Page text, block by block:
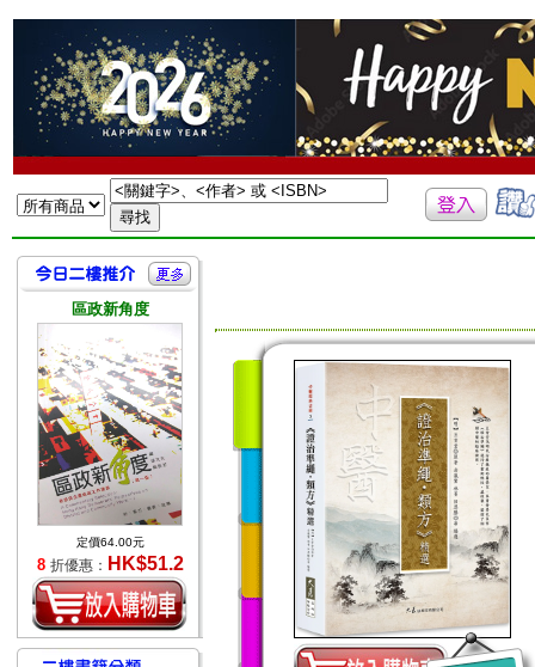
區政新角度
定價64.00元
8 折優惠： HK$51.2